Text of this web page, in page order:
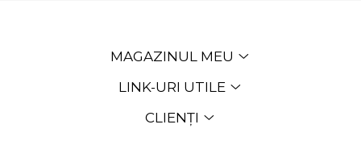
MAGAZINUL MEU
LINK-URI UTILE
CLIENȚI